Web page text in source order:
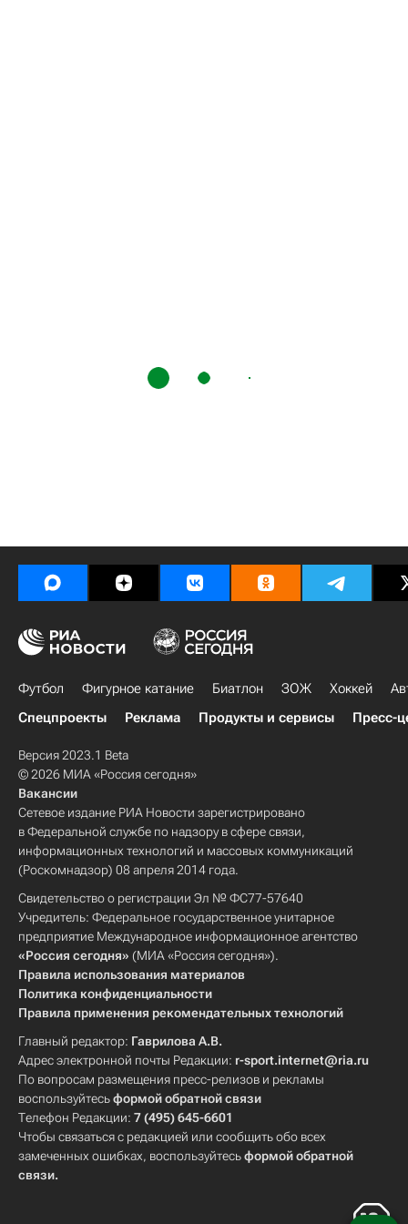
Футбол Фигурное катание Биатлон ЗОЖ Хоккей
Спецпроекты
Реклама Продукты и сервисы Пресс-
Версия 2023.1 Beta
© 2026 МИА «Россия сегодня»
Вакансии
Сетевое издание РИА Новости зарегистрировано
в Федеральной службе по надзору в сфере связи,
информационных технологий и массовых коммуникаций
(Роскомнадзор) 08 апреля 2014 года.
Свидетельство о регистрации Эл № ФС77-57640
Учредитель: Федеральное государственное унитарное
предприятие Международное информационное агентство
«Россия сегодня» (МИА «Россия сегодня»).
Правила использования материалов
Политика конфиденциальности
Правила применения рекомендательных технологий
Главный редактор: Гаврилова А.В.
Адрес электронной почты Редакции: r-sport.internet@ria.ru
По вопросам размещения пресс-релизов и рекламы
воспользуйтесьформой обратной связи
Телефон Редакции: 7 (495) 645-6601
Чтобы связаться с редакцией или сообщить обо всех
замеченных ошибках, воспользуйтесьформой обратной
связи.